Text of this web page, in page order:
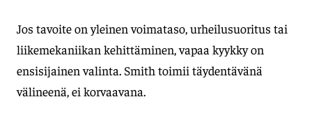
Jos tavoite on yleinen voimataso, urheilusuoritus tai
liikemekaniikan kehittäminen, vapaa kyykky on
ensisijainen valinta. Smith toimii täydentävänä
välineenä, ei korvaavana.